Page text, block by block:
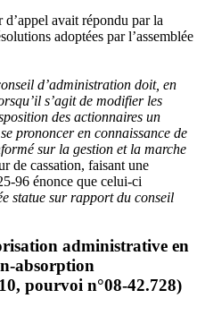
avait répondu par la
adoptées par l’assemblée
d’administration doit, en
s’agit de modifier les
des actionnaires un
prononcer en connaissance de
sur la gestion et la marche
de cassation, faisant une
96 énonce que celui-ci
statue sur rapport du conseil
administrative en
absorption
pourvoi n°08-42.728)